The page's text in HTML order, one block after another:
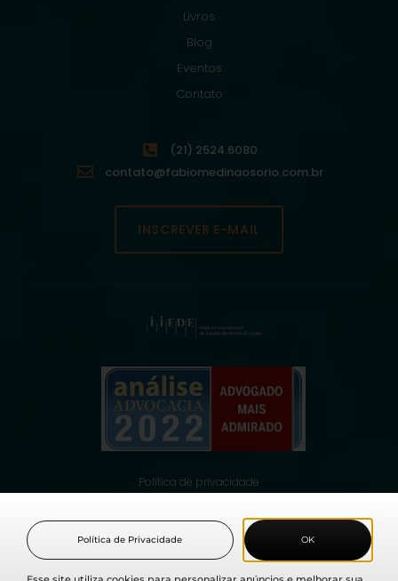
Livros
Blog
Eventos
Contato
(21) 2524.6080
contato@fabiomedinaosorio.com.br
INSCREVER E-MAIL
Política de privacidade
© 2021 Fabio Medina Osorio, todos os direitos reservados.
OK
Política de Privacidade